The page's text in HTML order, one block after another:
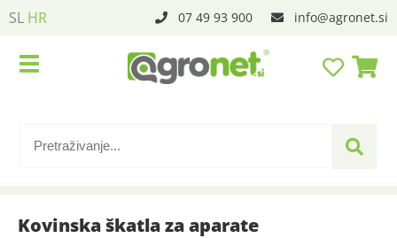
SL HR 07 49 93 900 info agronet.si
Kovinska škatla za aparate